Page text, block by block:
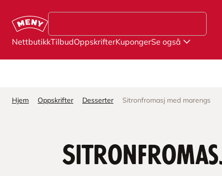
NettbutikkTilbudOppskrifterKupongerSe også
Hjem Oppskrifter Desserter Sitronfromasj med marengs